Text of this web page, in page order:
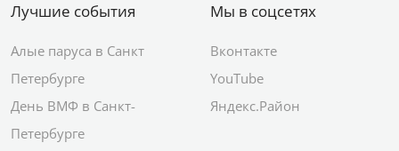
Лучшие события
Алые паруса в Санкт
Петербурге
День ВМФ в Санкт-
Петербурге
Мы в соцсетях
Вконтакте
YouTube
Яндекс.Район